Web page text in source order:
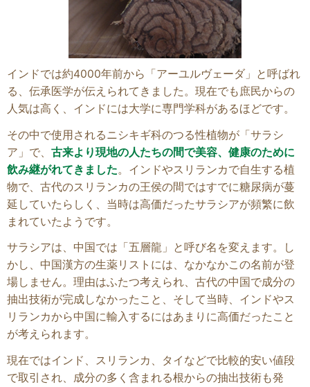
インドでは約4000年前から「アーユルヴェーダ」と呼ばれ
る、伝承医学が伝えられてきました。現在でも庶民からの
人気は高く、インドには大学に専門学科があるほどです。
その中で使用されるニシキギ科のつる性植物が「サラシ
ア」で、 古来より現地の人たちの間で美容、健康のために
飲み継がれてきました。インドやスリランカで自生する植
物で、古代のスリランカの王侯の間ではすでに糖尿病が蔓
延していたらしく、当時は高価だったサラシアが頻繁に飲
まれていたようです。
サラシアは、中国では「五層龍」と呼び名を変えます。し
かし、中国漢方の生薬リストには、なかなかこの名前が登
場しません。理由はふたつ考えられ、古代の中国で成分の
抽出技術が完成しなかったこと、そして当時、インドやス
リランカから中国に輸入するにはあまりに高価だったこと
が考えられます。
現在ではインド、スリランカ、タイなどで比較的安い値段
で取引され、成分の多く含まれる根からの抽出技術も発